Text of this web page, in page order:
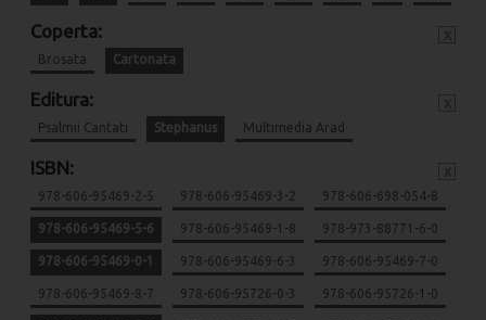
Coperta:
Brosata Cartonata
Editura:
Psalmii Cantati Stephanus Multimedia Arad
ISBN:
978-606-95469-2-5 978-606-95469-3-2 978-606-698-054-8
978-606-95469-5-6 978-606-95469-1-8 978-973-88771-6-0
978-606-95469-0-1 978-606-95469-6-3 978-606-95469-7-0
978-606-95469-8-7 978-606-95726-0-3 978-606-95726-1-0